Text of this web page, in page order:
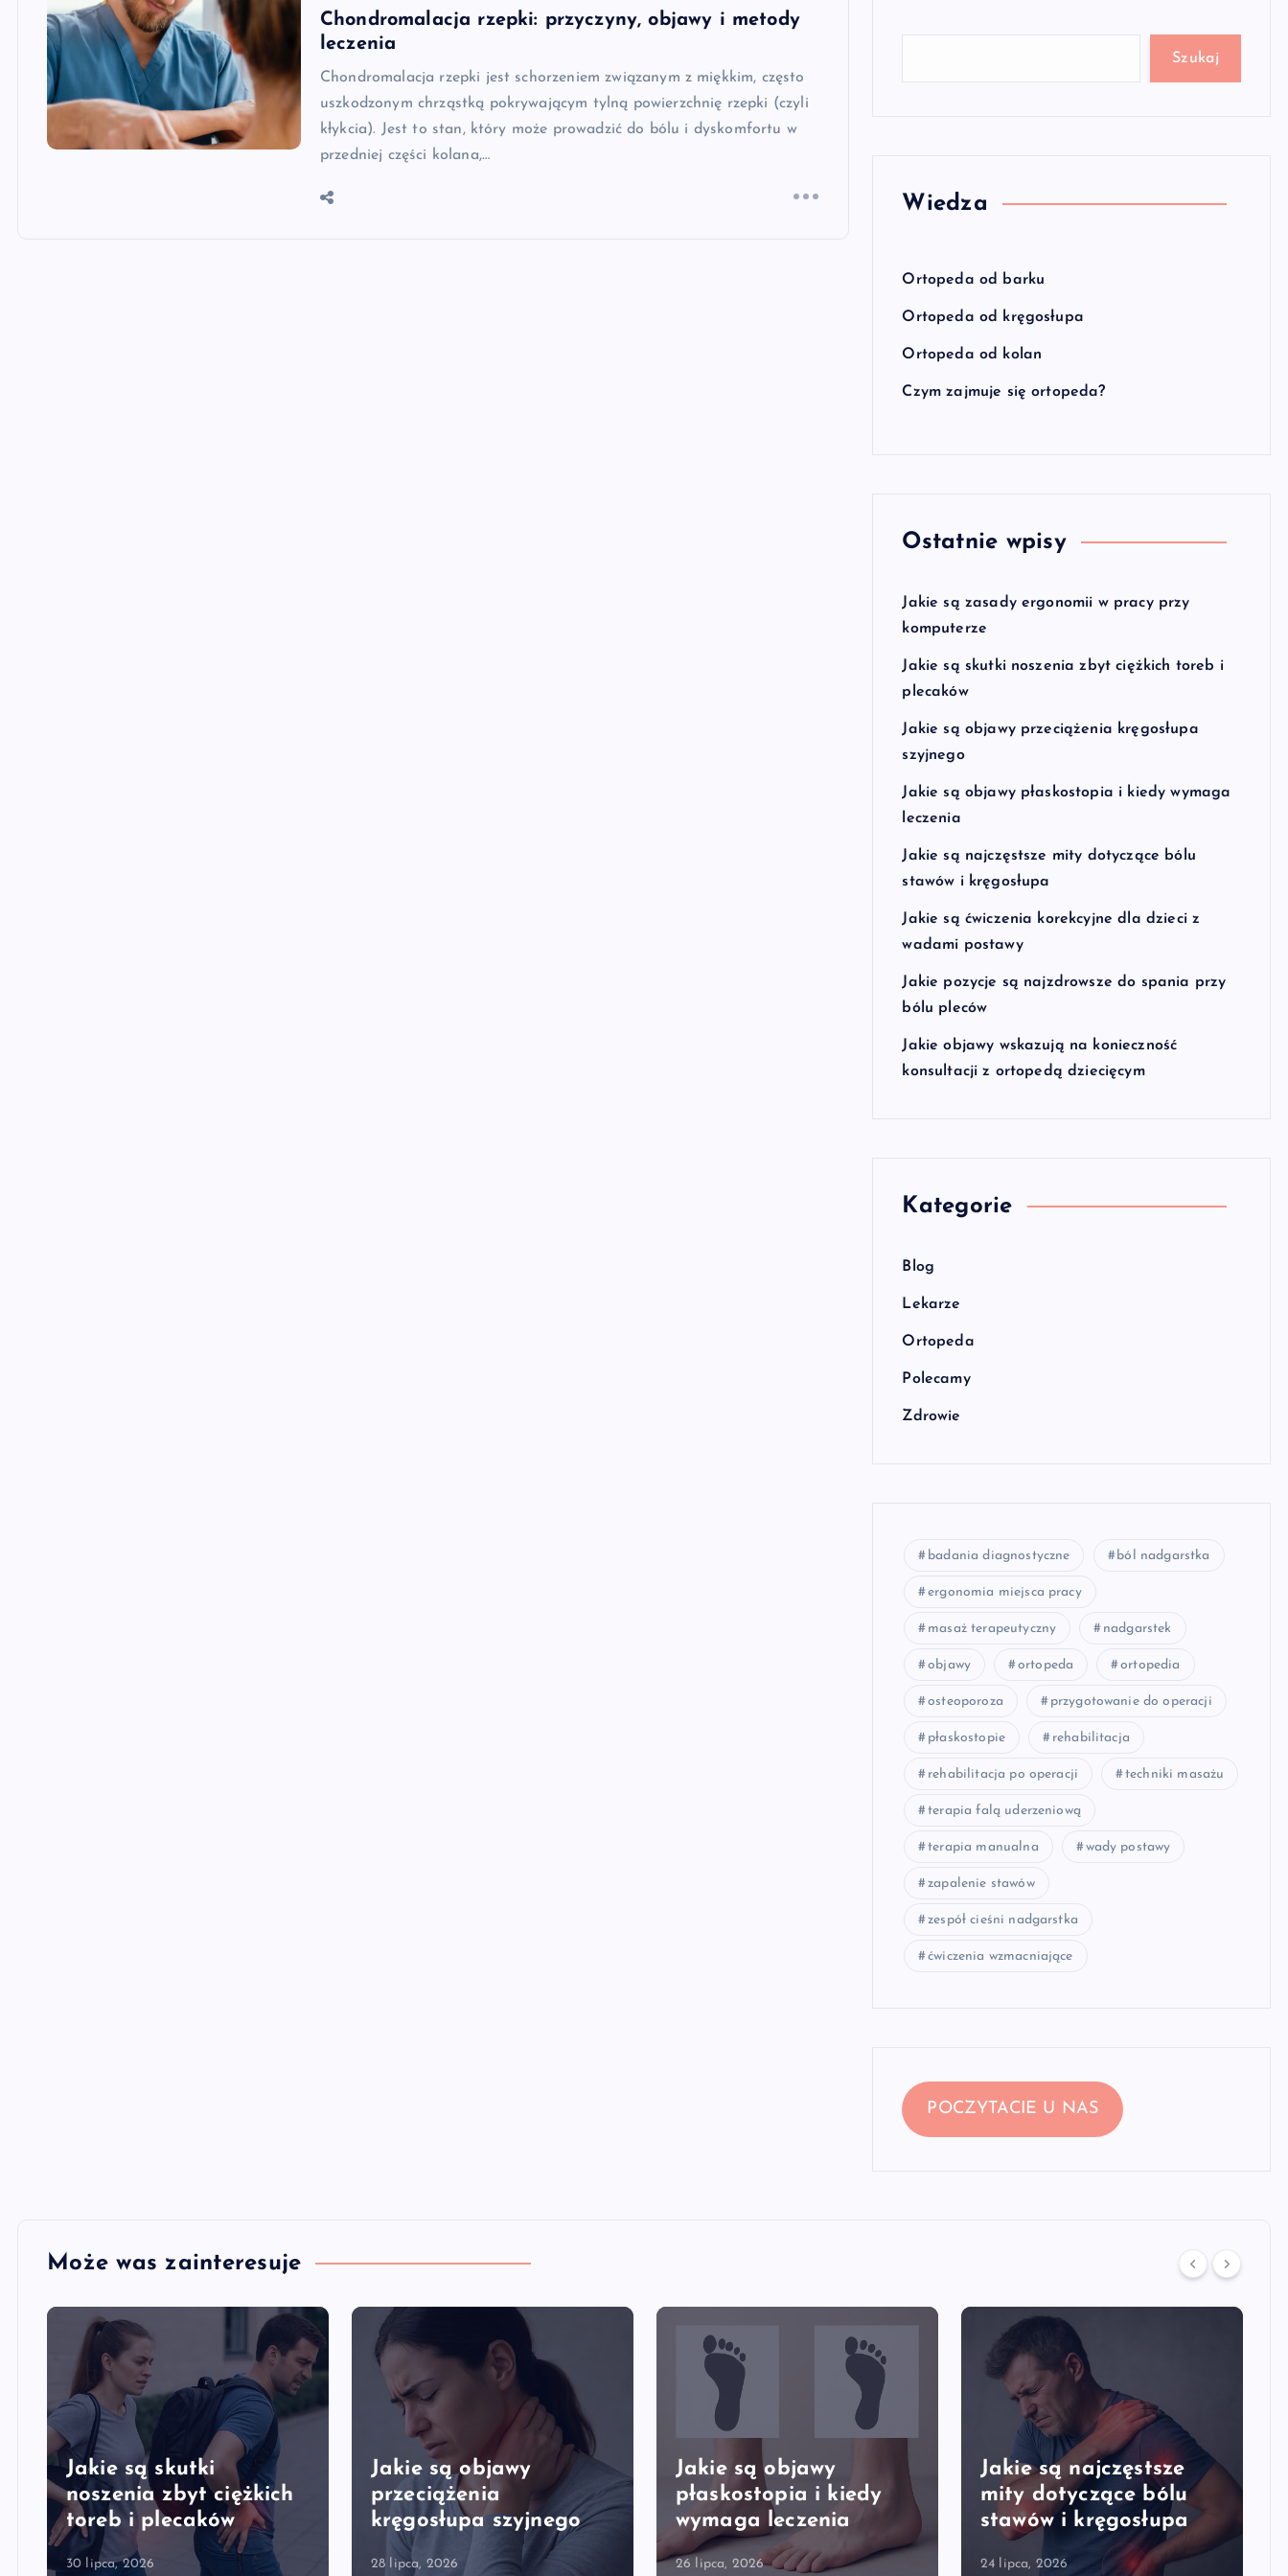
Chondromalacja rzepki: przyczyny, objawy i metody
leczenia
Chondromalacja rzepki jest schorzeniem związanym z miękkim, często
uszkodzonym chrząstką pokrywającym tylną powierzchnię rzepki (czyli
kłykcia). Jest to stan, który może prowadzić do bólu i dyskomfortu w
przedniej części kolana,…
Szukaj
Wiedza
Ortopeda od barku
Ortopeda od kręgosłupa
Ortopeda od kolan
Czym zajmuje się ortopeda?
Ostatnie wpisy
Jakie są zasady ergonomii w pracy przy
komputerze
Jakie są skutki noszenia zbyt ciężkich toreb i
plecaków
Jakie są objawy przeciążenia kręgosłupa
szyjnego
Jakie są objawy płaskostopia i kiedy wymaga
leczenia
Jakie są najczęstsze mity dotyczące bólu
stawów i kręgosłupa
Jakie są ćwiczenia korekcyjne dla dzieci z
wadami postawy
Jakie pozycje są najzdrowsze do spania przy
bólu pleców
Jakie objawy wskazują na konieczność
konsultacji z ortopedą dziecięcym
Kategorie
Blog
Lekarze
Ortopeda
Polecamy
Zdrowie
badania diagnostyczne ból nadgarstka
ergonomia miejsca pracy
masaż terapeutyczny nadgarstek
objawy ortopeda ortopedia
osteoporoza przygotowanie do operacji
płaskostopie rehabilitacja
rehabilitacja po operacji techniki masażu
terapia falą uderzeniową
terapia manualna wady postawy
zapalenie stawów
zespół cieśni nadgarstka
ćwiczenia wzmacniające
POCZYTACIE U NAS
Może was zainteresuje
Jakie są skutki
noszenia zbyt ciężkich
toreb i plecaków
30 lipca, 2026
Jakie są objawy
przeciążenia
kręgosłupa szyjnego
28 lipca, 2026
Jakie są objawy
płaskostopia i kiedy
wymaga leczenia
26 lipca, 2026
Jakie są najczęstsze
mity dotyczące bólu
stawów i kręgosłupa
24 lipca, 2026